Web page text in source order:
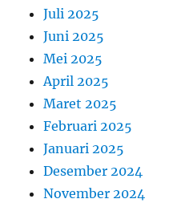
Juli 2025
Juni 2025
Mei 2025
April 2025
Maret 2025
Februari 2025
Januari 2025
Desember 2024
November 2024